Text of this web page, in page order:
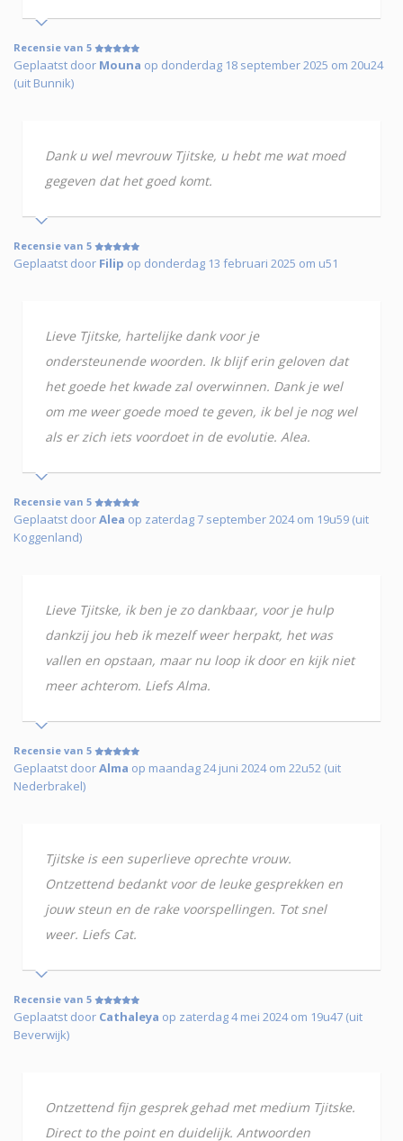
Recensie van 5
Geplaatst door Mouna op donderdag 18 september 2025 om 20u24
(uit Bunnik)
Dank u wel mevrouw Tjitske, u hebt me wat moed
gegeven dat het goed komt.
Recensie van 5
Geplaatst door Filip op donderdag 13 februari 2025 om u51
Lieve Tjitske, hartelijke dank voor je
ondersteunende woorden. Ik blijf erin geloven dat
het goede het kwade zal overwinnen. Dank je wel
om me weer goede moed te geven, ik bel je nog wel
als er zich iets voordoet in de evolutie. Alea.
Recensie van 5
Geplaatst doorAlea op zaterdag 7 september 2024 om 19u59 (uit
Koggenland)
Lieve Tjitske, ik ben je zo dankbaar, voor je hulp
dankzij jou heb ik mezelf weer herpakt, het was
vallen en opstaan, maar nu loop ik door en kijk niet
meer achterom. Liefs Alma.
Recensie van 5
Geplaatst doorAlma op maandag 24 juni 2024 om 22u52 (uit
Nederbrakel)
Tjitske is een superlieve oprechte vrouw.
Ontzettend bedankt voor de leuke gesprekken en
jouw steun en de rake voorspellingen. Tot snel
weer. Liefs Cat.
Recensie van 5
Geplaatst door Cathaleya op zaterdag 4 mei 2024 om 19u47 (uit
Beverwijk)
Ontzettend fijn gesprek gehad met medium Tjitske.
Direct to the point en duidelijk. Antwoorden